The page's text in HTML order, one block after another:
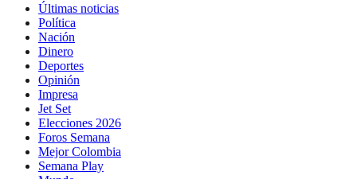
Últimas noticias
Política
Nación
Dinero
Deportes
Opinión
Impresa
Jet Set
Elecciones 2026
Foros Semana
Mejor Colombia
Semana Play